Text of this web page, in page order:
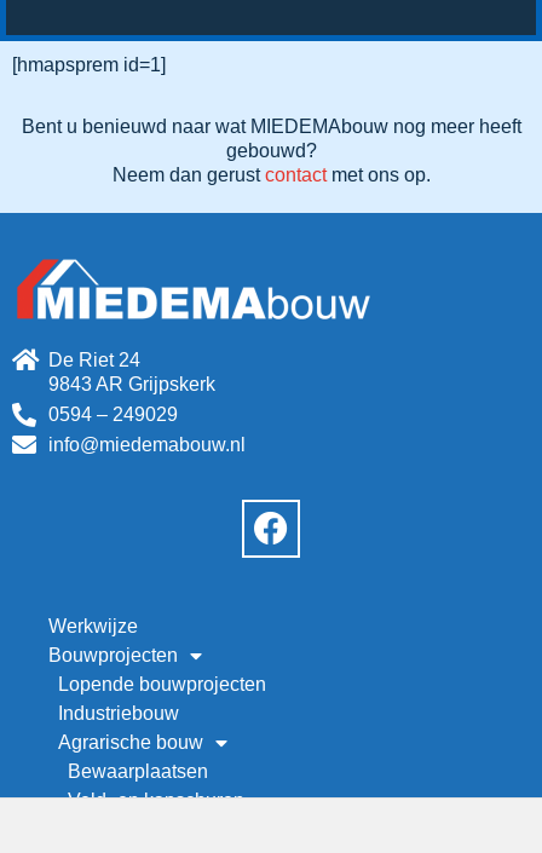
[hmapsprem id=1]
Bent u benieuwd naar wat MIEDEMAbouw nog meer heeft
gebouwd?
Neem dan gerustcontact met ons op.
De Riet 24
9843 AR Grijpskerk
0594 – 249029
info@miedemabouw.nl
Werkwijze
Bouwprojecten
Lopende bouwprojecten
Industriebouw
Agrarische bouw
Bewaarplaatsen
Veld- en kapschuren